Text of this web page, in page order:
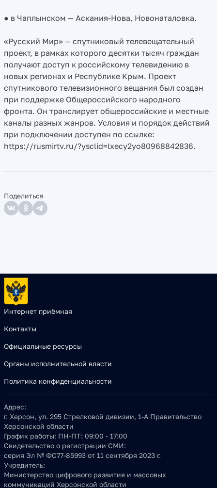
● в Чаплынском — Аскания-Нова, Новонаталовка.
«Русский Мир» — спутниковый телевещательный
проект, в рамках которого десятки тысяч граждан
получают доступ к российскому телевидению в
новых регионах и Республике Крым. Проект
спутникового телевизионного вещания был создан
при поддержке Общероссийского народного
фронта. Он транслирует общероссийские и местные
каналы разных жанров. Условия и порядок действий
при подключении доступен по ссылке:
https://rusmirtv.ru/?ysclid=lxecy2yo80968842836.
Поделиться
Интернет приёмная
Контакты
Официальные ресурсы
Органы исполнительной власти
Политика конфиденциальности
Адрес:
г. Херсон, ул. 295 Стрелковой дивизии, 1-А Правительство
Херсонской области
График работы: ПН-ПТ: 09:00 - 17:00
Свидетельство о регистрации СМИ:
серия Эл № ФС77-85993 от 11 сентября 2023 г.
Учредитель:
Министерство цифрового развития и массовых
коммуникаций Херсонской области